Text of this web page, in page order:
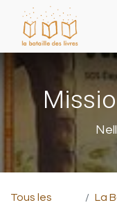
Tous les
La